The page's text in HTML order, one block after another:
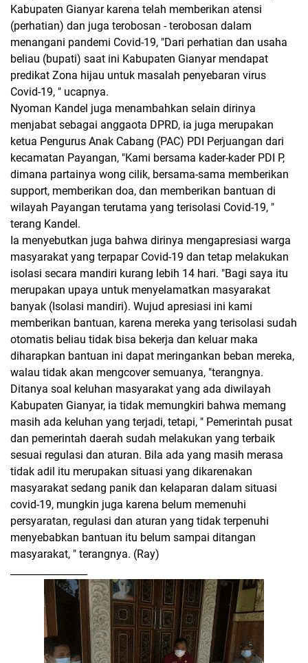
Kabupaten Gianyar karena telah memberikan atensi
(perhatian) dan juga terobosan - terobosan dalam
menangani pandemi Covid-19, "Dari perhatian dan usaha
beliau (bupati) saat ini Kabupaten Gianyar mendapat
predikat Zona hijau untuk masalah penyebaran virus
Covid-19, " ucapnya.
Nyoman Kandel juga menambahkan selain dirinya
menjabat sebagai anggaota DPRD, ia juga merupakan
ketua Pengurus Anak Cabang (PAC) PDI Perjuangan dari
kecamatan Payangan, "Kami bersama kader-kader PDI P,
dimana partainya wong cilik, bersama-sama memberikan
support, memberikan doa, dan memberikan bantuan di
wilayah Payangan terutama yang terisolasi Covid-19, "
terang Kandel.
Ia menyebutkan juga bahwa dirinya mengapresiasi warga
masyarakat yang terpapar Covid-19 dan tetap melakukan
isolasi secara mandiri kurang lebih 14 hari. "Bagi saya itu
merupakan upaya untuk menyelamatkan masyarakat
banyak (Isolasi mandiri). Wujud apresiasi ini kami
memberikan bantuan, karena mereka yang terisolasi sudah
otomatis beliau tidak bisa bekerja dan keluar maka
diharapkan bantuan ini dapat meringankan beban mereka,
walau tidak akan mengcover semuanya, "terangnya.
Ditanya soal keluhan masyarakat yang ada diwilayah
Kabupaten Gianyar, ia tidak memungkiri bahwa memang
masih ada keluhan yang terjadi, tetapi, " Pemerintah pusat
dan pemerintah daerah sudah melakukan yang terbaik
sesuai regulasi dan aturan. Bila ada yang masih merasa
tidak adil itu merupakan situasi yang dikarenakan
masyarakat sedang panik dan kelaparan dalam situasi
covid-19, mungkin juga karena belum memenuhi
persyaratan, regulasi dan aturan yang tidak terpenuhi
menyebabkan bantuan itu belum sampai ditangan
masyarakat, " terangnya. (Ray)